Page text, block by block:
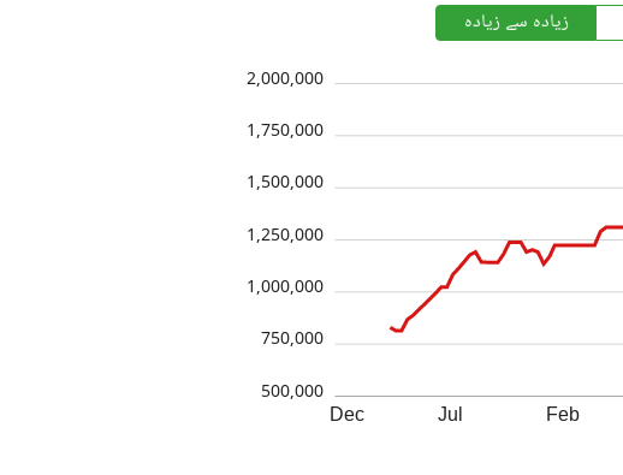
زیادہ سے زیادہ
Dec Jul Feb
500,000
750,000
1,000,000
1,250,000
1,500,000
1,750,000
2,000,000